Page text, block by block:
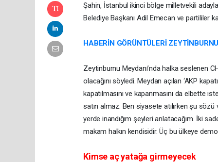
Şahin, İstanbul ikinci bölge milletvekili
Belediye Başkanı Adil Emecan ve partililer
HABERİN GÖRÜNTÜLERİ
Zeytinburnu Meydanı’nda halka seslenen
olacağını söyledi. Meydan açılan ‘AKP
kapatılmasını ve kapanmasını da elbette
satın almaz. Ben siyasete atılırken şu
yerde inandığım şeyleri anlatacağım. İki
makam halkın kendisidir. Üç bu ülkeye
Kimse aç yatağa girmeyecek